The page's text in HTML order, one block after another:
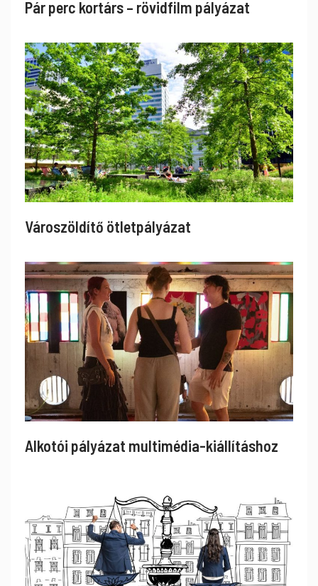
Pár perc kortárs – rövidfilm pályázat
Városzöldítő ötletpályázat
Alkotói pályázat multimédia-kiállításhoz